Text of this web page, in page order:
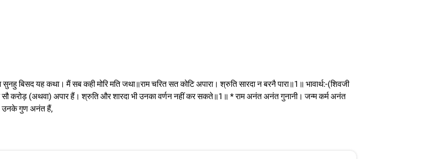
बिसद यह कथा। मैं सब कही मोरि मति जथा॥राम चरित सत कोटि अपारा। श्रुति सारदा न बरनै पारा॥1॥ भावार्थ:-(शिवजी
सौ करोड़ (अथवा) अपार हैं। श्रुति और शारदा भी उनका वर्णन नहीं कर सकते॥1॥ * राम अनंत अनंत गुनानी। जन्म कर्म अनंत
उनके गुण अनंत हैं,